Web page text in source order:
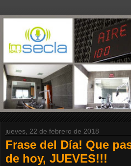
jueves, 22 de febrero de 2018
Frase del Día! Que
de hoy, JUEVES!!!